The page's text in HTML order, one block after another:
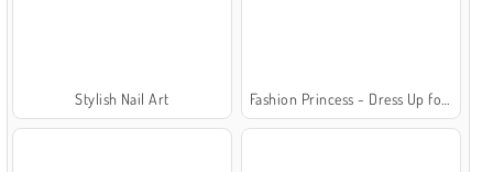
Stylish Nail Art